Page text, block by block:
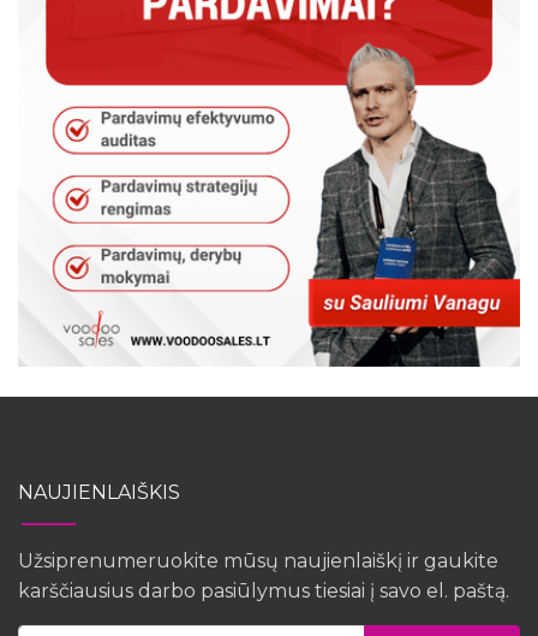
NAUJIENLAIŠKIS
Užsiprenumeruokite mūsų naujienlaiškį ir gaukite
karščiausius darbo pasiūlymus tiesiai į savo el. paštą.